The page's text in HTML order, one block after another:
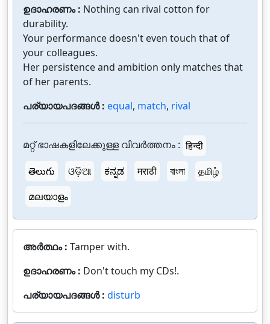
ഉദാഹരണം : Nothing can rival cotton for
durability.
Your performance doesn't even touch that of
your colleagues.
Her persistence and ambition only matches that
of her parents.
പര്യായപദങ്ങൾ : equal, match, rival
മറ്റ് ഭാഷകളിലേക്കുള്ള വിവർത്തനം : हिन्दी
తెలుగు
ଓଡ଼ିଆ ಕನ್ನಡ मराठी বাংলা
தமிழ்
മലയാളം
അർത്ഥം : Tamper with.
ഉദാഹരണം : Don't touch my CDs!.
പര്യായപദങ്ങൾ : disturb